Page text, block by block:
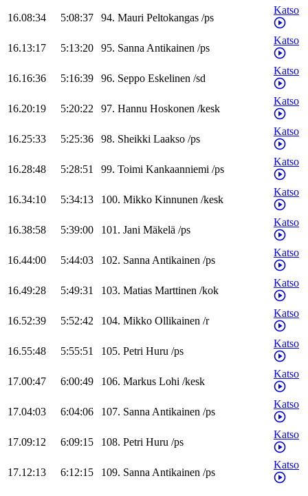
16.08:34 5:08:37 94. Mauri Peltokangas /ps
Katso
16.13:17 5:13:20 95. SannaAntikainen /ps
Katso
16.16:36 5:16:39 96. Seppo Eskelinen /sd
Katso
16.20:19 5:20:22 97. Hannu Hoskonen /kesk
Katso
16.25:33 5:25:36 98. Sheikki Laakso /ps
Katso
16.28:48 5:28:51 99. Toimi Kankaanniemi /ps
Katso
16.34:10 5:34:13 100. Mikko Kinnunen /kesk
Katso
16.38:58 5:39:00 101. Jani Mäkelä /ps
Katso
16.44:00 5:44:03 102. SannaAntikainen /ps
Katso
16.49:28 5:49:31 103. Matias Marttinen /kok
Katso
16.52:39 5:52:42 104. Mikko Ollikainen /r
Katso
16.55:48 5:55:51 105. Petri Huru /ps
Katso
17.00:47 6:00:49 106. Markus Lohi /kesk
Katso
17.04:03 6:04:06 107. SannaAntikainen /ps
Katso
17.09:12 6:09:15 108. Petri Huru /ps
Katso
17.12:13 6:12:15 109. SannaAntikainen /ps
Katso